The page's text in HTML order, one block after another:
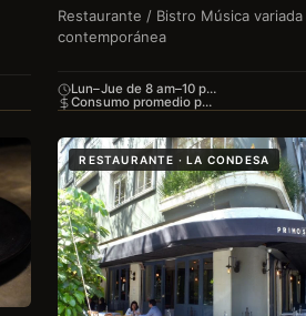
Restaurante / Bistro Música variada
contemporánea
Lun–Jue de 8 am–10 p…
Consumo promedio p…
RESTAURANTE · LA CONDESA